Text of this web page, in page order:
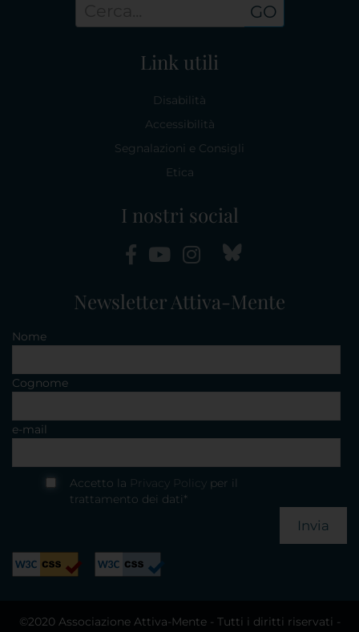
GO
Link utili
Disabilità
Accessibilità
Segnalazioni e Consigli
Etica
I nostri social
Newsletter Attiva-Mente
Nome
Cognome
e-mail
Accetto la Privacy Policy per il
trattamento dei dati*
Invia
©2020 Associazione Attiva-Mente - Tutti i diritti riservati -